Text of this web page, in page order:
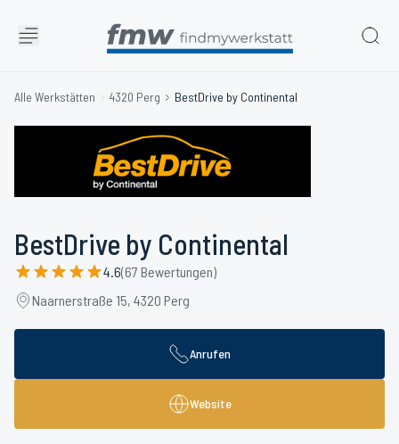
Alle Werkstätten 4320 Perg BestDrive by Continental
BestDrive by Continental
4.6(67 Bewertungen)
Naarnerstraße 15, 4320 Perg
Anrufen
Website